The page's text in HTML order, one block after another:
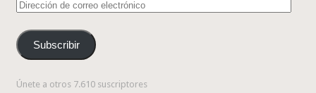
Dirección
correo
electrónico
Subscribir
Únete a otros 7.610 suscriptores